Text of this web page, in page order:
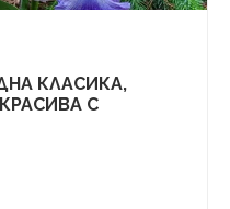
КЛАСИКА,
С